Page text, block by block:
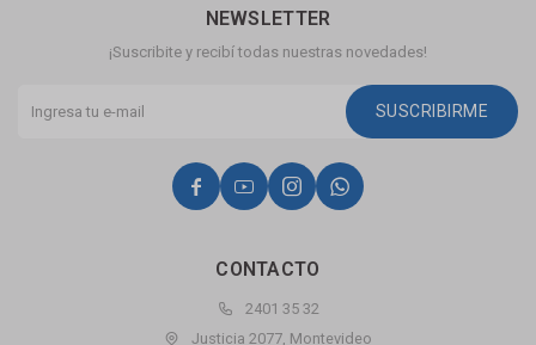
CONTACTO
2401 35 32
Justicia 2077, Montevideo
NEWSLETTER
¡Suscribite y recibí todas nuestras novedades!
SUSCRIBIRME
   